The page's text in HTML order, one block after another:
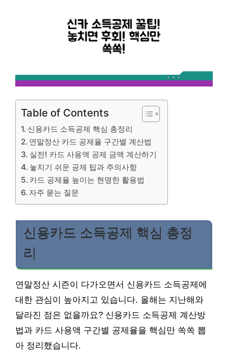
Table of Contents
신용카드 소득공제 핵심 총정리
연말정산 카드 공제율 구간별 계산법
실전! 카드 사용액 공제 금액 계산하기
놓치기 쉬운 공제 팁과 주의사항
카드 공제율 높이는 현명한 활용법
자주 묻는 질문
신용카드 소득공제 핵심 총정
리
연말정산 시즌이 다가오면서 신용카드 소득공제에
대한 관심이 높아지고 있습니다. 올해는 지난해와
달라진 점은 없을까요? 신용카드 소득공제 계산방
법과 카드 사용액 구간별 공제율을 핵심만 쏙쏙 뽑
아 정리했습니다.